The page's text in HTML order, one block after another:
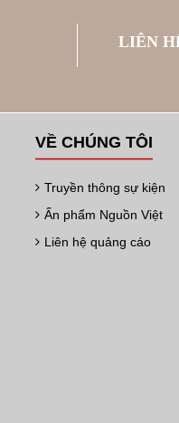
LIÊN
VỀ CHÚNG TÔI
Truyền thông sự kiện
Ấn phẩm Nguồn Việt
Liên hệ quảng cáo